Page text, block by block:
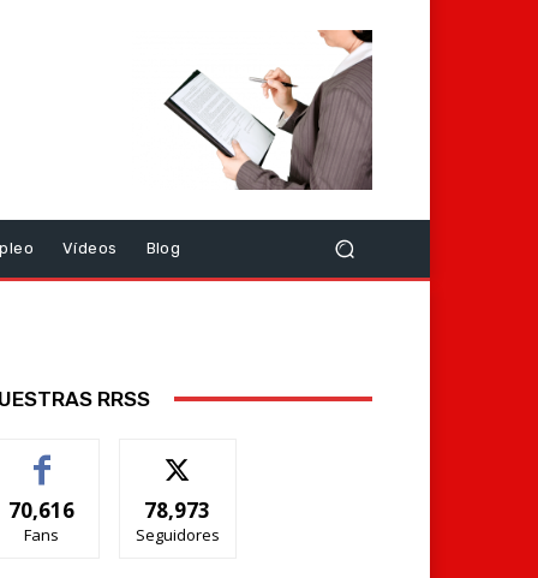
Vídeos Blog
RRSS
70,616
Fans
78,973
Seguidores